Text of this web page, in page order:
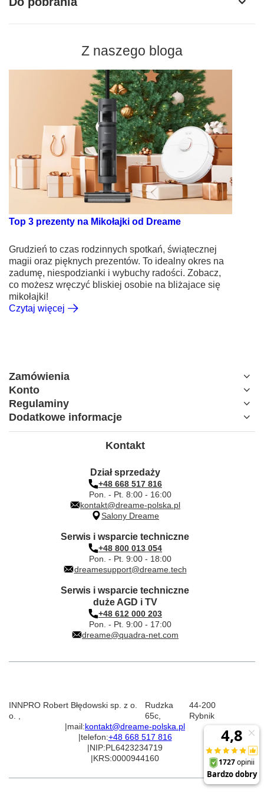
Z naszego bloga
Top 3 prezenty na Mikołajki od Dreame
Grudzień to czas rodzinnych spotkań, świątecznej
magii oraz pięknych prezentów. To idealny okres na
zadumę, niespodzianki i wybuchy radości. Zobacz,
co możesz wręczyć bliskiej osobie na bliżajace się
mikołajki!
Czytaj więcej
Zamówienia
Konto
Regulaminy
Dodatkowe informacje
Kontakt
Dział sprzedaży
+48 668 517 816
Pon. - Pt. 8:00 - 16:00
kontakt@dreame-polska.pl
Salony Dreame
Serwis i wsparcie techniczne
+48 800 013 054
Pon. - Pt. 9:00 - 18:00
dreamesupport@dreame.tech
Serwis i wsparcie techniczne
duże AGD i TV
+48 612 000 203
Pon. - Pt. 9:00 - 17:00
dreame@quadra-net.com
INNPRO Robert Błędowski sp. z o.
o.
Rudzka
65c,
44-200
Rybnik
|mail:kontakt@dreame-polska.pl
|telefon:+48 668 517 816
|NIP:PL6423234719
|KRS:0000944160